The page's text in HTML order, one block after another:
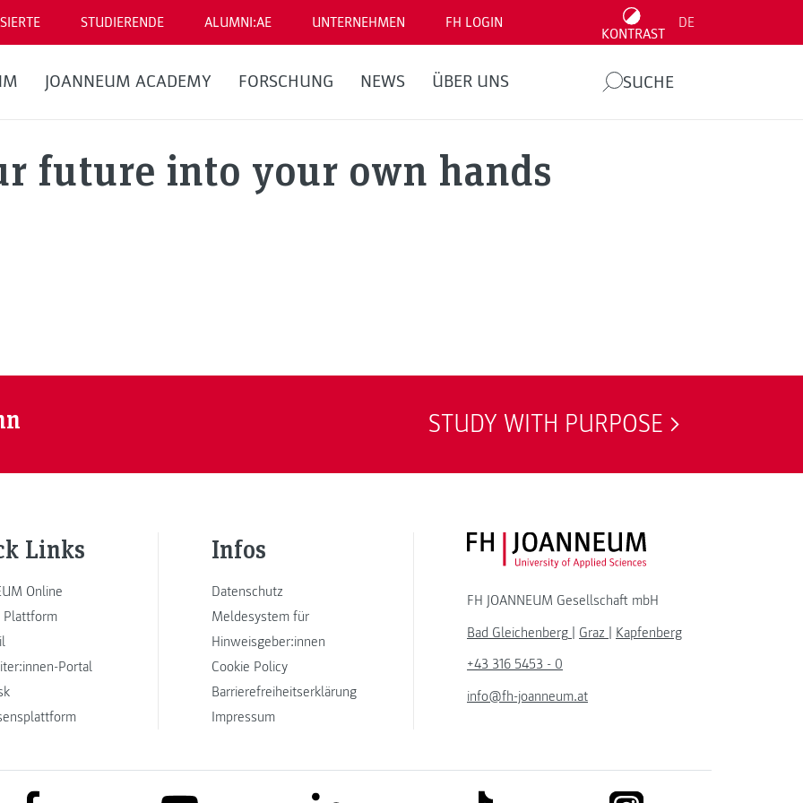
STUDIERENDE ALUMNI:AE UNTERNEHMEN FH LOGIN
KONTRAST
DE
JOANNEUM ACADEMY FORSCHUNG NEWS ÜBER UNS SUCHE
future into your own hands
STUDY WITH PURPOSE
Links
Online
Portal
Infos
Datenschutz
Meldesystem für
Hinweisgeber:innen
Cookie Policy
Barrierefreiheitserklärung
Impressum
FH JOANNEUM Logo
FH JOANNEUM Gesellschaft mbH
Bad Gleichenberg | Graz | Kapfenberg
+43 316 5453 - 0
info@fh-joanneum.at